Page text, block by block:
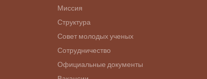
Миссия
Структура
Совет молодых ученых
Сотрудничество
Официальные документы